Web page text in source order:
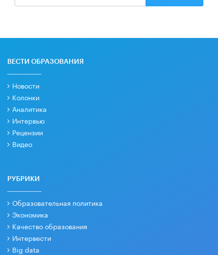
ВЕСТИ ОБРАЗОВАНИЯ
Новости
Колонки
Аналитика
Интервью
Рецензии
Видео
РУБРИКИ
Образовательная политика
Экономика
Качество образования
Интервести
Big data